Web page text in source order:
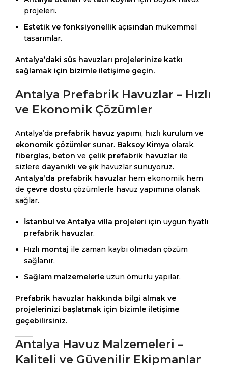
projeleri.
Estetik ve fonksiyonellik açısından mükemmel
tasarımlar.
Antalya’daki süs havuzları projelerinize katkı
sağlamak için bizimle iletişime geçin.
Antalya Prefabrik Havuzlar – Hızlı
ve Ekonomik Çözümler
Antalya’da prefabrik havuz yapımı, hızlı kurulum ve
ekonomik çözümler sunar. Baksoy Kimya olarak,
fiberglas, beton ve çelik prefabrik havuzlar ile
sizlere dayanıklı ve şık havuzlar sunuyoruz.
Antalya’da prefabrik havuzlar hem ekonomik hem
de çevre dostu çözümlerle havuz yapımına olanak
sağlar.
İstanbul ve Antalya villa projeleri için uygun fiyatlı
prefabrik havuzlar.
Hızlı montaj ile zaman kaybı olmadan çözüm
sağlanır.
Sağlam malzemelerle uzun ömürlü yapılar.
Prefabrik havuzlar hakkında bilgi almak ve
projelerinizi başlatmak için bizimle iletişime
geçebilirsiniz.
Antalya Havuz Malzemeleri –
Kaliteli ve Güvenilir Ekipmanlar